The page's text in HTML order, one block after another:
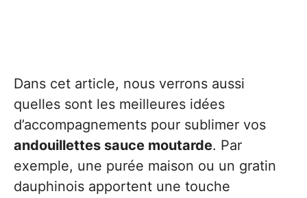
Dans cet article, nous verrons aussi
quelles sont les meilleures idées
d’accompagnements pour sublimer vos
andouillettes sauce moutarde. Par
exemple, une purée maison ou un gratin
dauphinois apportent une touche